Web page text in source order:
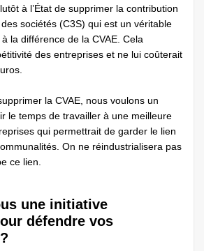
à l’État de supprimer la contribution
sociétés (C3S) qui est un véritable
la différence de la CVAE. Cela
des entreprises et ne lui coûterait
la CVAE, nous voulons un
le temps de travailler à une meilleure
qui permettrait de garder le lien
On ne réindustrialisera pas
ce lien.
une initiative
défendre vos